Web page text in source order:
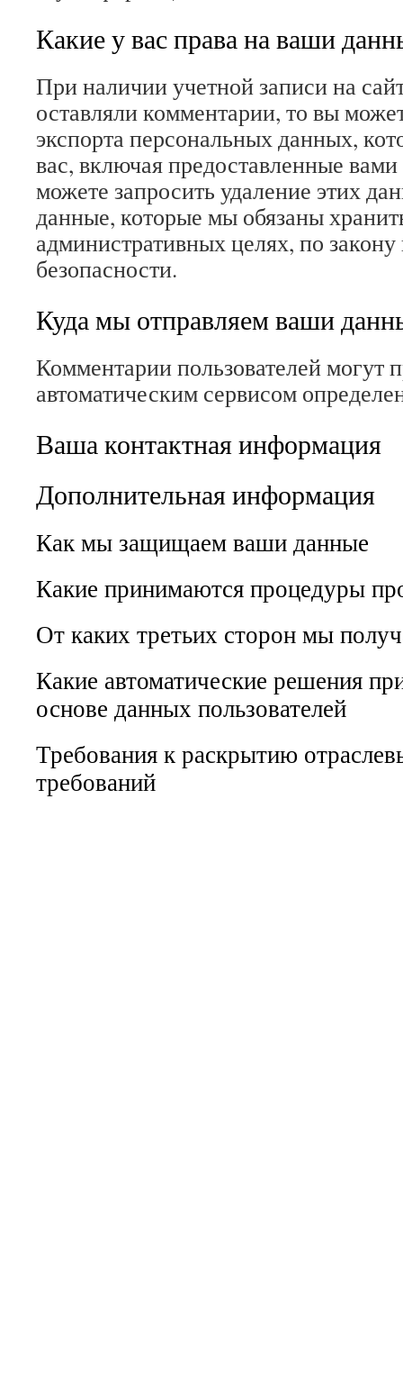
Какие у вас права на ваши
При наличии учетной записи на
оставляли комментарии, то вы
экспорта персональных данных,
вас, включая предоставленные
можете запросить удаление этих
данные, которые мы обязаны
административных целях, по
безопасности.
Куда мы отправляем ваши
Комментарии пользователей могут
автоматическим сервисом
Ваша контактная информация
Дополнительная информация
Как мы защищаем ваши данные
Какие принимаются процедуры
От каких третьих сторон мы
Какие автоматические решения
основе данных пользователей
Требования к раскрытию
требований